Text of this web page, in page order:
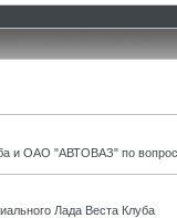
и ОАО "АВТОВАЗ" по
Лада Веста Клуба